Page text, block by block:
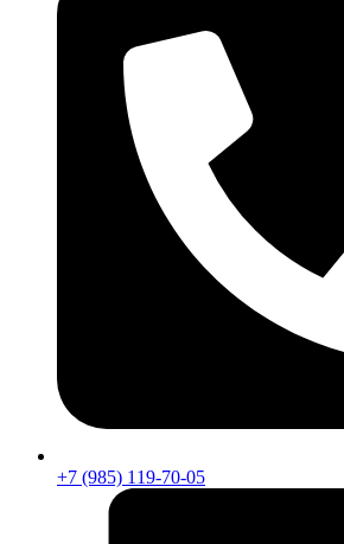
+7 (985) 119-70-05